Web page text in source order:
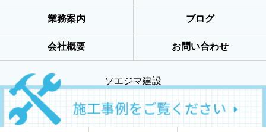
業務案内 ブログ
会社概要 お問い合わせ
ソエジマ建設
COPYRIGHT © ソエジマ建設 All rights reserved.